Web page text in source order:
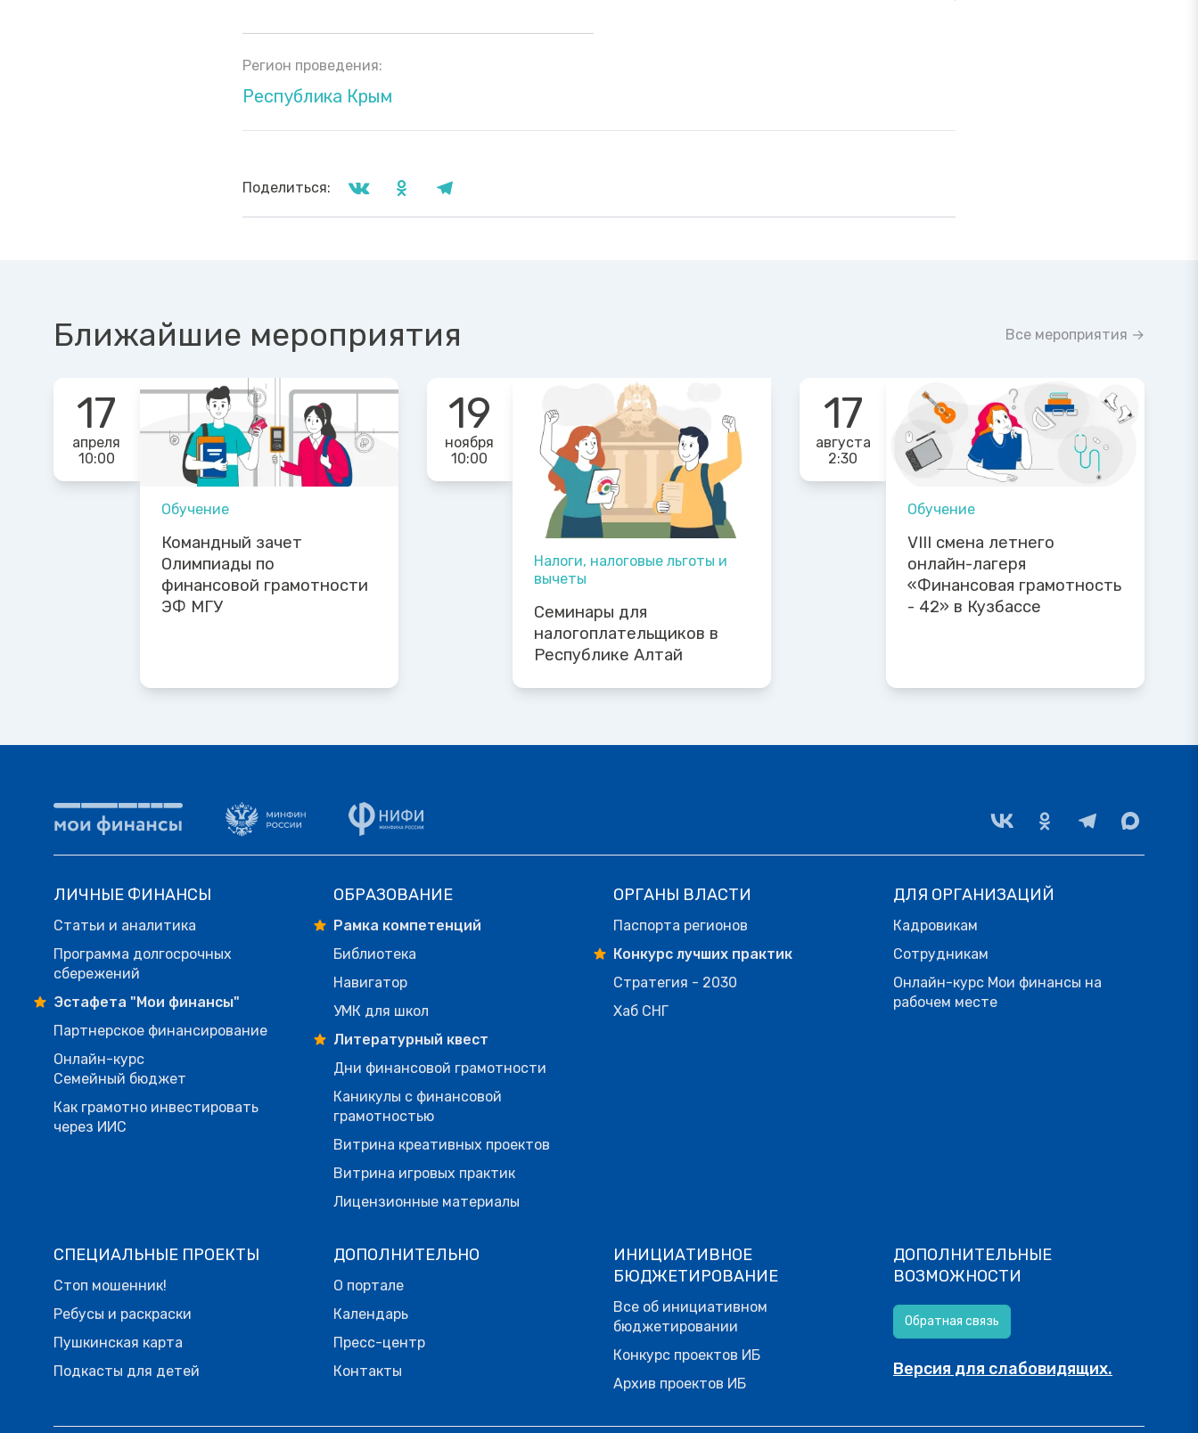
Регион проведения:
Республика Крым
Поделиться:
Ближайшие мероприятия Все мероприятия →
17
апреля
10:00
Обучение
Командный зачет
Олимпиады по
финансовой грамотности
ЭФ МГУ
19
ноября
10:00
Налоги, налоговые льготы и
вычеты
Семинары для
налогоплательщиков в
Республике Алтай
17
августа
2:30
Обучение
VIII смена летнего
онлайн-лагеря
«Финансовая грамотность
- 42» в Кузбассе
ЛИЧНЫЕ ФИНАНСЫ
Статьи и аналитика
Программа долгосрочных
сбережений
Эстафета "Мои финансы"
Партнерское финансирование
Онлайн-курс
Семейный бюджет
Как грамотно инвестировать
через ИИС
ОБРАЗОВАНИЕ
Рамка компетенций
Библиотека
Навигатор
УМК для школ
Литературный квест
Дни финансовой грамотности
Каникулы с финансовой
грамотностью
Витрина креативных проектов
Витрина игровых практик
Лицензионные материалы
ОРГАНЫ ВЛАСТИ
Паспорта регионов
Конкурс лучших практик
Стратегия - 2030
Хаб СНГ
ДЛЯ ОРГАНИЗАЦИЙ
Кадровикам
Сотрудникам
Онлайн-курс Мои финансы на
рабочем месте
СПЕЦИАЛЬНЫЕ ПРОЕКТЫ
Стоп мошенник!
Ребусы и раскраски
Пушкинская карта
Подкасты для детей
ДОПОЛНИТЕЛЬНО
О портале
Календарь
Пресс-центр
Контакты
ИНИЦИАТИВНОЕ
БЮДЖЕТИРОВАНИЕ
Все об инициативном
бюджетировании
Конкурс проектов ИБ
Архив проектов ИБ
ДОПОЛНИТЕЛЬНЫЕ
ВОЗМОЖНОСТИ
Обратная связь
Версия для слабовидящих.